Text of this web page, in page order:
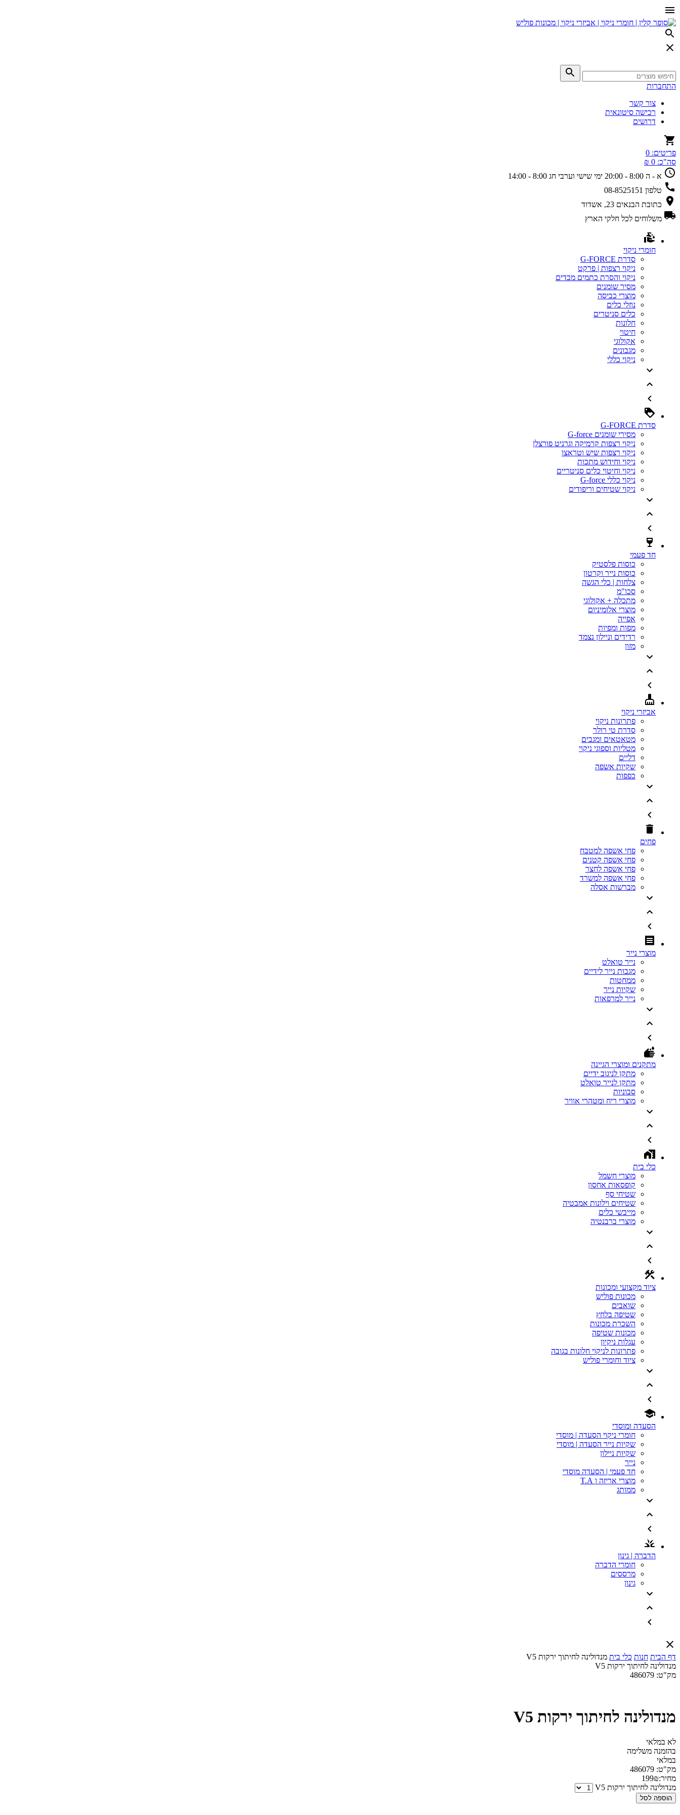
התחברות
צור קשר
רכישה סיטונאית
דרושים
פריטים: 0
סה"כ: 0 ₪
א - ה 8:00 - 20:00
ימי שישי וערבי חג 8:00 - 14:00
טלפון 08-8525151
כתובת הבנאים 23, אשדוד
משלוחים לכל חלקי הארץ
חומרי ניקוי
סדרת G-FORCE
ניקוי רצפות | פרקט
ניקוי והסרת כתמים מבדים
מסיר שומנים
מוצרי כביסה
נוזלי כלים
כלים סניטרים
חלונות
חיטוי
אקולוגי
מגבונים
ניקוי כללי
סדרת G-FORCE
מסירי שומנים G-force
ניקוי רצפות קרמיקה וגרניט פורצלן
ניקוי רצפות שיש וטראצו
ניקוי וחידוש מתכות
ניקוי וחיטוי כלים סניטריים
ניקוי כללי G-force
ניקוי שטיחים וריפודים
חד פעמי
כוסות פלסטיק
כוסות נייר וקרטון
צלחות | כלי הגשה
סכו"מ
מתכלה + אקולוגי
מוצרי אלומיניום
אפייה
מפות ומפיות
רדידים וניילון נצמד
מזון
אביזרי ניקוי
פתרונות ניקוי
סדרת טי רולר
מטאטאים ומגבים
מטליות וספוגי ניקוי
דליים
שקיות אשפה
כפפות
פחים
פחי אשפה למטבח
פחי אשפה קטנים
פחי אשפה לחצר
פחי אשפה למשרד
מברשות אסלה
מוצרי נייר
נייר טואלט
מגבות נייר לידיים
ממחטות
שקיות נייר
נייר למרפאות
מתקנים ומוצרי הגיינה
מתקן לניגוב ידיים
מתקן לנייר טואלט
סבוניות
מוצרי ריח ומטהרי אוויר
כלי בית
מוצרי חשמל
קופסאות אחסון
שטיחי סף
שטיחים וילונות אמבטיה
מייבשי כלים
מוצרי ברבנטיה
ציוד מקצועי ומכונות
מכונות פוליש
שואבים
שטיפה בלחץ
השכרת מכונות
מכונות שטיפה
עגלות ניקיון
פתרונות לניקוי חלונות בגובה
ציוד וחומרי פוליש
הסעדה ומוסדי
חומרי ניקוי הסעדה | מוסדי
שקיות נייר הסעדה | מוסדי
שקיות ניילון
נייר
חד פעמי | הסעדה מוסדי
מוצרי אריזה ו T.A
ממותג
הדברה | גינון
חומרי הדברה
מרססים
גינון
דף הבית חנות כלי בית מנדולינה לחיתוך ירקות V5
מנדולינה לחיתוך ירקות V5
מק"ט: 486079
מנדולינה לחיתוך ירקות V5
לא במלאי
בהזמנה משלימה
במלאי
מק"ט: 486079
מחיר:
199₪
מנדולינה לחיתוך ירקות V5
הוספה לסל